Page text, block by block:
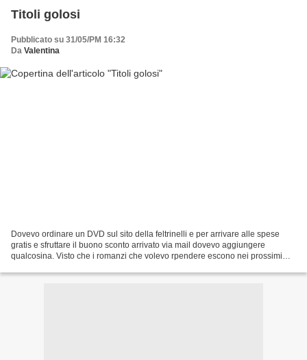
Titoli golosi
Pubblicato su 31/05/PM 16:32
Da Valentina
Dovevo ordinare un DVD sul sito della feltrinelli e per arrivare alle spese
gratis e sfruttare il buono sconto arrivato via mail dovevo aggiungere
qualcosina. Visto che i romanzi che volevo rpendere escono nei prossimi